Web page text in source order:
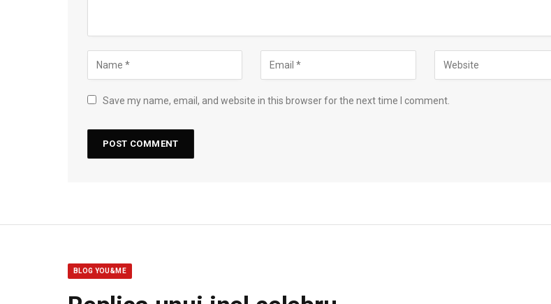
Save my name, email, and website in this browser for the next time I comment.
BLOG YOU&ME